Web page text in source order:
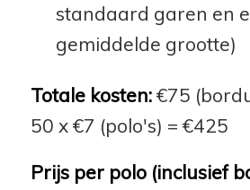
standaard garen en
gemiddelde grootte)
Totale kosten:€75
50 x €7 (polo's) = €425
Prijs per polo (inclusief